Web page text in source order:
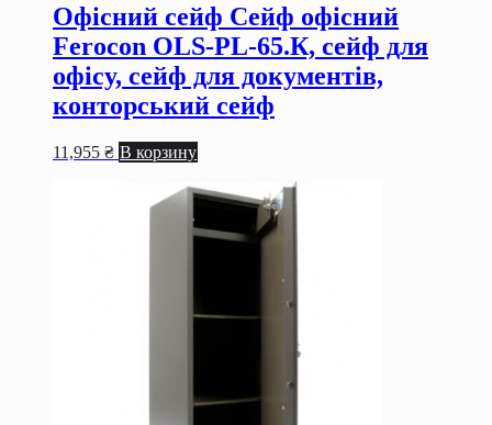
Офісний сейф Сейф офiсний
Ferocon OLS-PL-65.К, сейф для
офiсу, сейф для документiв,
конторський сейф
11,955 ₴ В корзину